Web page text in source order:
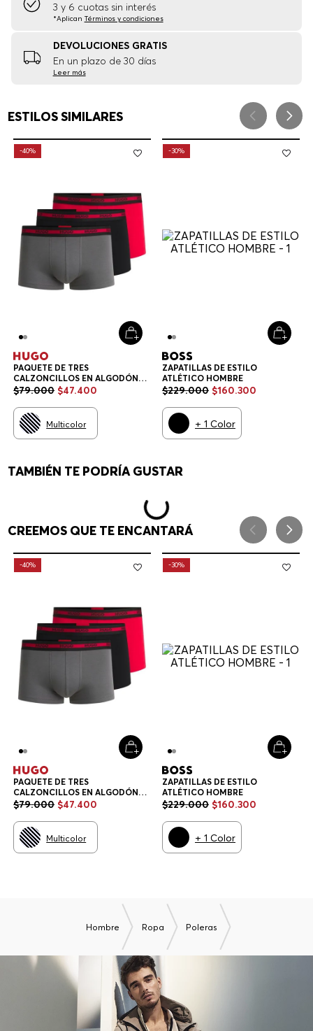
3 y 6 cuotas sin interés
*Aplican Términos y condiciones
DEVOLUCIONES GRATIS
En un plazo de 30 días
Leer más
ESTILOS SIMILARES
-40%
PAQUETE DE TRES
CALZONCILLOS EN ALGODÓN
ELÁSTICO CON LOGOS EN LA
HOMBRE
$79.000 $47.400
Multicolor
-30%
ZAPATILLAS DE ESTILO
ATLÉTICO HOMBRE
$229.000 $160.300
+ 1 Color
TAMBIÉN TE PODRÍA GUSTAR
CREEMOS QUE TE ENCANTARÁ
-40%
PAQUETE DE TRES
CALZONCILLOS EN ALGODÓN
ELÁSTICO CON LOGOS EN LA
HOMBRE
$79.000 $47.400
Multicolor
-30%
ZAPATILLAS DE ESTILO
ATLÉTICO HOMBRE
$229.000 $160.300
+ 1 Color
Hombre Ropa Poleras